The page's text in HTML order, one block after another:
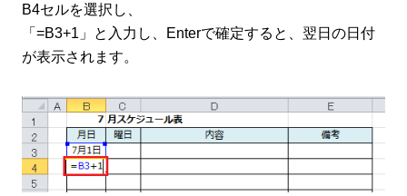
B4セルを選択し、
「=B3+1」と入力し、Enterで確定すると、翌日の日付
が表示されます。